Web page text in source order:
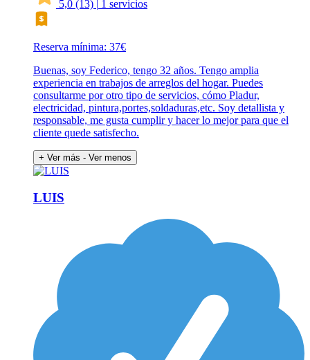
5,0 (13) | 1 servicios
Reserva mínima: 37€
Buenas, soy Federico, tengo 32 años. Tengo amplia
experiencia en trabajos de arreglos del hogar. Puedes
consultarme por otro tipo de servicios, cómo Pladur,
electricidad, pintura,portes,soldaduras,etc. Soy detallista y
responsable, me gusta cumplir y hacer lo mejor para que el
cliente quede satisfecho.
+ Ver más - Ver menos
LUIS